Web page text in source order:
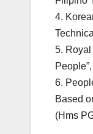
4.
5.
People”,
6.
Based
(Hms